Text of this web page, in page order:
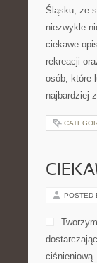
Śląsku, ze
niezwykle
ciekawe
rekreacji
osób, które
najbardziej
POSTED